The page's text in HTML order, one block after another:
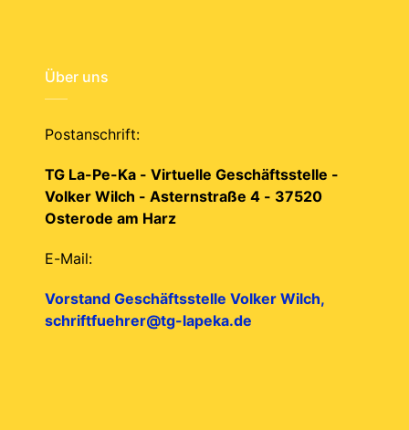
Über uns
Postanschrift:
TG La-Pe-Ka - Virtuelle Geschäftsstelle -
Volker Wilch - Asternstraße 4 - 37520
Osterode am Harz
E-Mail:
Vorstand Geschäftsstelle Volker Wilch,
schriftfuehrer@tg-lapeka.de